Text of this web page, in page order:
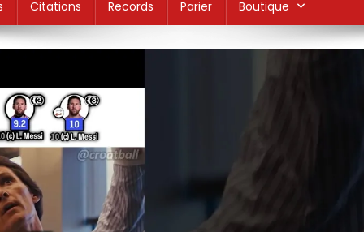
Citations Records Parier Boutique